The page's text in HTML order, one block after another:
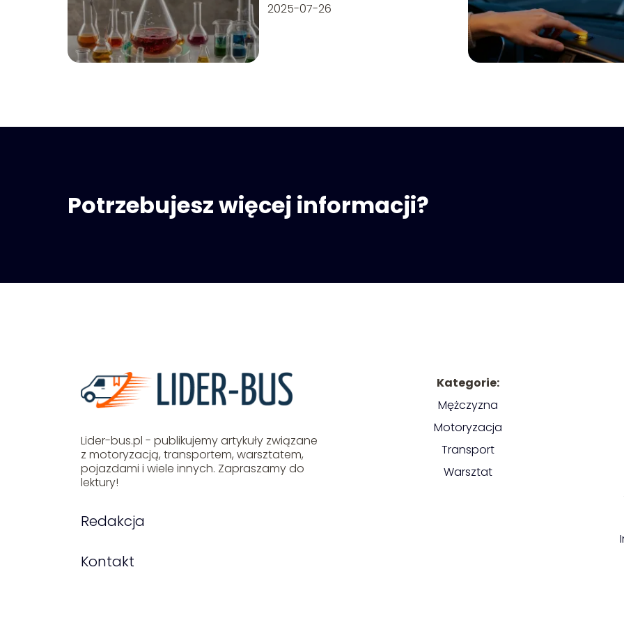
2025-07-26
Potrzebujesz więcej informacji?
Lider-bus.pl - publikujemy artykuły związane
z motoryzacją, transportem, warsztatem,
pojazdami i wiele innych. Zapraszamy do
lektury!
Redakcja
Kontakt
Kategorie:
Mężczyzna
Motoryzacja
Transport
Warsztat